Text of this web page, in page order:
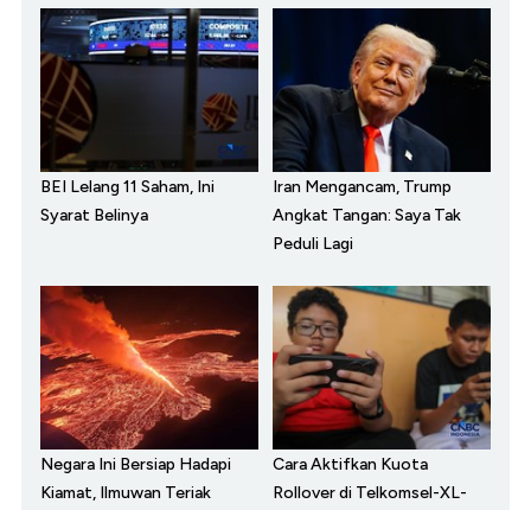
BEI Lelang 11 Saham, Ini
Syarat Belinya
Iran Mengancam, Trump
Angkat Tangan: Saya Tak
Peduli Lagi
Negara Ini Bersiap Hadapi
Kiamat, Ilmuwan Teriak
Cara Aktifkan Kuota
Rollover di Telkomsel-XL-